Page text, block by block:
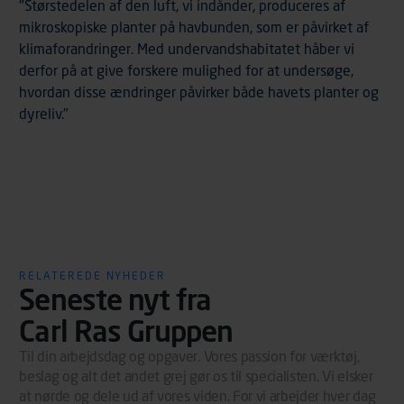
der personoplysninger om brugen af vores platforme
(hjemmeside og app), herunder færden på siderne,
tidspunkt, hvad der klikkes på, sider/indhold der besøges,
browsertype, søgeord, IP-adresse, informationer om
enhedstype (computer, smartphone mv.) samt de
features, der anvendes. Vi henviser endvidere til
"Størstedelen af den luft, vi indånder, produceres af
mikroskopiske planter på havbunden, som er påvirket af
klimaforandringer. Med undervandshabitatet håber vi
derfor på at give forskere mulighed for at undersøge,
hvordan disse ændringer påvirker både havets planter og
dyreliv."
RELATEREDE NYHEDER
Seneste nyt fra
Carl Ras Gruppen
Til din arbejdsdag og opgaver. Vores passion for værktøj,
beslag og alt det andet grej gør os til specialisten. Vi elsker
at nørde og dele ud af vores viden. For vi arbejder hver dag